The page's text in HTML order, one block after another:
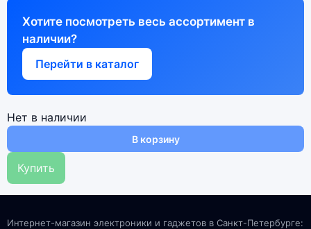
Хотите посмотреть весь ассортимент в
наличии?
Перейти в каталог
Нет в наличии
В корзину
Купить
Интернет-магазин электроники и гаджетов в Санкт-Петербурге: